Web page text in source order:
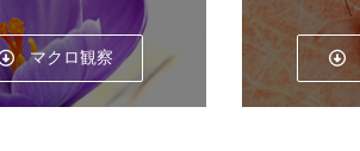
マクロ観察